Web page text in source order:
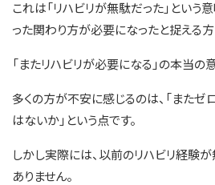
これは「リハビリが無駄だった」という
った関わり方が必要になったと捉える
「またリハビリが必要になる」の本当の
多くの方が不安に感じるのは、「またゼ
はないか」という点です。
しかし実際には、以前のリハビリ経験
ありません。